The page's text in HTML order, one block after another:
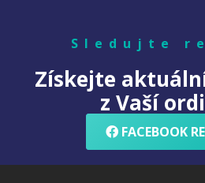
Sledujte
Získejte
z Vaší
FACEBOOK